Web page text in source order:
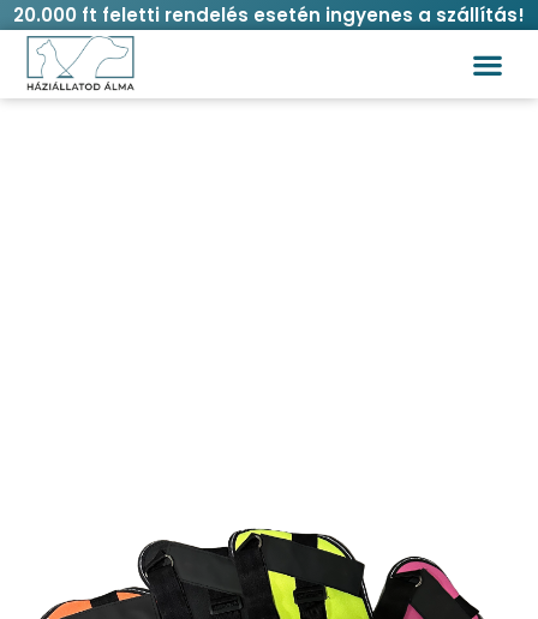
20.000 ft feletti rendelés esetén ingyenes a szállítás!